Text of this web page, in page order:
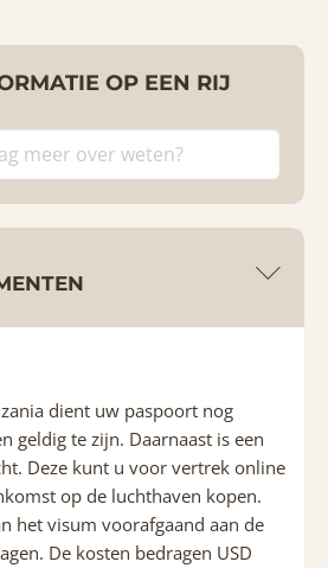
OP EEN RIJ
dient uw paspoort nog
geldig te zijn. Daarnaast is een
Deze kunt u voor vertrek online
op de luchthaven kopen.
het visum voorafgaand aan de
De kosten bedragen USD